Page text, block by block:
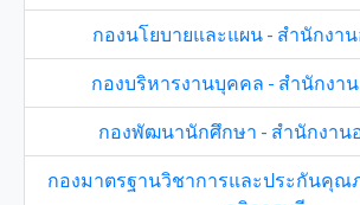
กองนโยบายและแผน - สำนักงา
กองบริหารงานบุคคล - สำนักงา
กองพัฒนานักศึกษา - สำนักงาน
กองมาตรฐานวิชาการและประกันคุณ